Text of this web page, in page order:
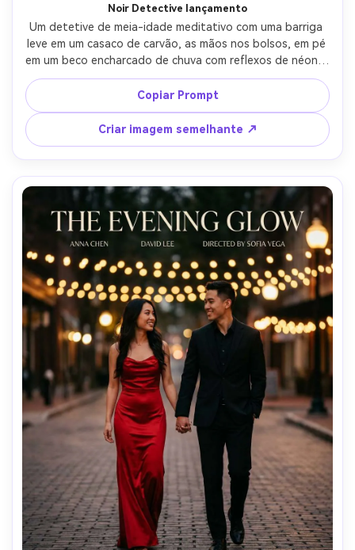
Noir Detective lançamento
Um detetive de meia-idade meditativo com uma barriga
leve em um casaco de carvão, as mãos nos bolsos, em pé
em um beco encharcado de chuva com reflexos de néon e
névoa à deriva, luz dramática da borda e brilho do
pavimento molhado, layout cinematográfico de pôster
estilo Netflix com espaço de título em negrito na parte
superior e bloco de cobrança de créditos na parte
inferior, Sony A7IV, 85mm f/1.4, profundidade de campo
rasa, composição de herói centrada, humor de thriller
tenso, textura de pele fotorealista, sombras naturais,
alta resolução, espaço negativo nítido e seguro para
tipografia, sem logotipos, sem marca d'água-AR 4:5
Copiar Prompt
Criar imagem semelhante ↗